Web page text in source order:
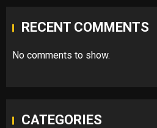
RECENT COMMENTS
No comments to show.
CATEGORIES